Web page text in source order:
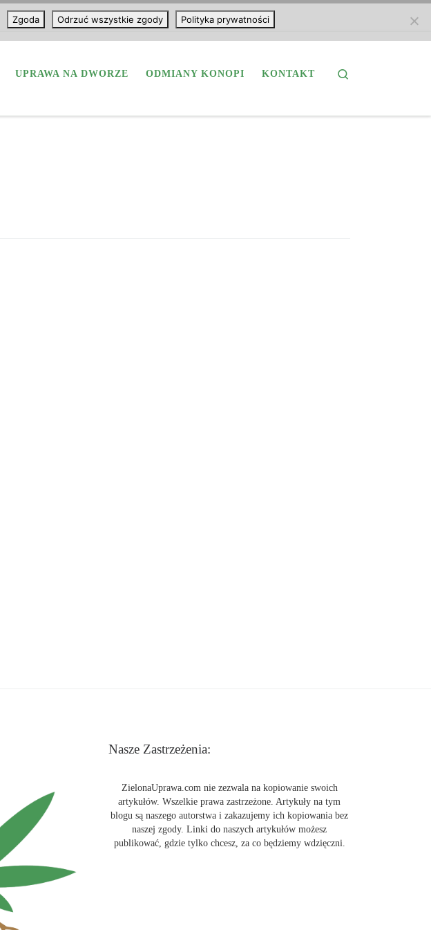
UPRAWA NA DWORZE ODMIANY KONOPI KONTAKT
Nasze Zastrzeżenia:
ZielonaUprawa.com nie zezwala na kopiowanie swoich
artykułów. Wszelkie prawa zastrzeżone. Artykuły na tym
blogu są naszego autorstwa i zakazujemy ich kopiowania bez
naszej zgody. Linki do naszych artykułów możesz
publikować, gdzie tylko chcesz, za co będziemy wdzięczni.
Zgoda Odrzuć wszystkie zgody Polityka prywatności